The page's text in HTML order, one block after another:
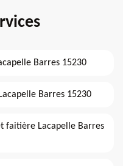
Barres 15230
Barres 15230
faitière Lacapelle Barres